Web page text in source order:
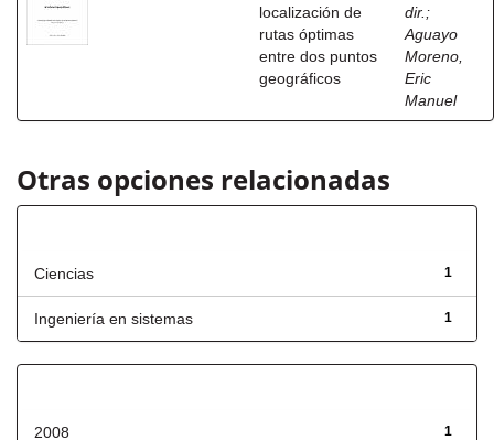
localización de
rutas óptimas
entre dos puntos
geográficos
dir. ;
Aguayo
Moreno,
Eric
Manuel
Otras opciones relacionadas
1
Ciencias
1
Ingeniería en sistemas
1
2008